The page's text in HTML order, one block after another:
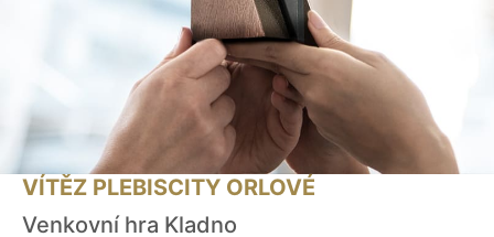
VÍTĚZ PLEBISCITY ORLOVÉ
Venkovní hra Kladno